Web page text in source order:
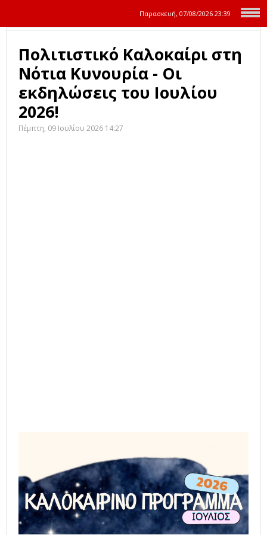
Παρασκευή, 07/08/2026 23:39
Πολιτιστικό Καλοκαίρι στη
Νότια Κυνουρία - Οι
εκδηλώσεις του Ιουλίου
2026!
Πέμπτη, 09 Ιουλίου 2026 14:27